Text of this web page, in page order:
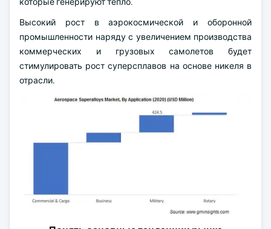
Высокий рост в аэрокосмической и оборонной
промышленности наряду с увеличением производства
коммерческих и грузовых самолетов будет
стимулировать рост суперсплавов на основе никеля в
отрасли.